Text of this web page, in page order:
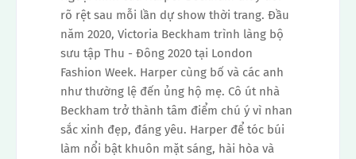
rõ rệt sau mỗi lần dự show thời trang. Đầu
năm 2020, Victoria Beckham trình làng bộ
sưu tập Thu - Đông 2020 tại London
Fashion Week. Harper cùng bố và các anh
như thường lệ đến ủng hộ mẹ. Cô út nhà
Beckham trở thành tâm điểm chú ý vì nhan
sắc xinh đẹp, đáng yêu. Harper để tóc búi
làm nổi bật khuôn mặt sáng, hài hòa và